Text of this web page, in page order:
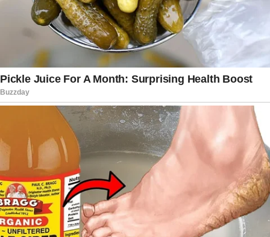
acompanharam sua carreira.
Hoje, ao revisitar sua trajetória, o público recorda
não apenas o humorista de sucesso, mas
também o profissional multifacetado que ajudou
a construir momentos inesquecíveis na televisão
brasileira. Uma lembrança que permanece viva
na memória de quem cresceu assistindo aos
clássicos programas de humor do país.